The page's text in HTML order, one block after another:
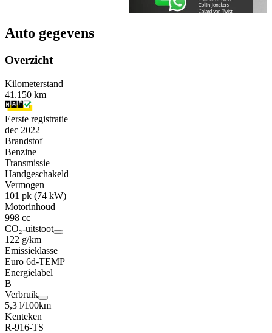
Auto gegevens
Overzicht
Kilometerstand
41.150 km
Eerste registratie
dec 2022
Brandstof
Benzine
Transmissie
Handgeschakeld
Vermogen
101 pk (74 kW)
Motorinhoud
998 cc
CO₂-uitstoot
122 g/km
Emissieklasse
Euro 6d-TEMP
Energielabel
B
Verbruik
5,3 l/100km
Kenteken
R-916-TS